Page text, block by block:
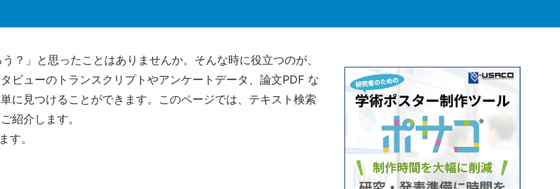
」と思ったことはありませんか。そんな時に役立つのが、
ビューのトランスクリプトやアンケートデータ、論文PDF な
に見つけることができます。このページでは、テキスト検索
紹介します。
す。